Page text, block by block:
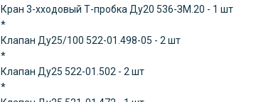
Кран 3-хходовый Т-пробка Ду20 536-ЗМ.20 - 1 шт
*
Клапан Ду25/100 522-01.498-05 - 2 шт
*
Клапан Ду25 522-01.502 - 2 шт
*